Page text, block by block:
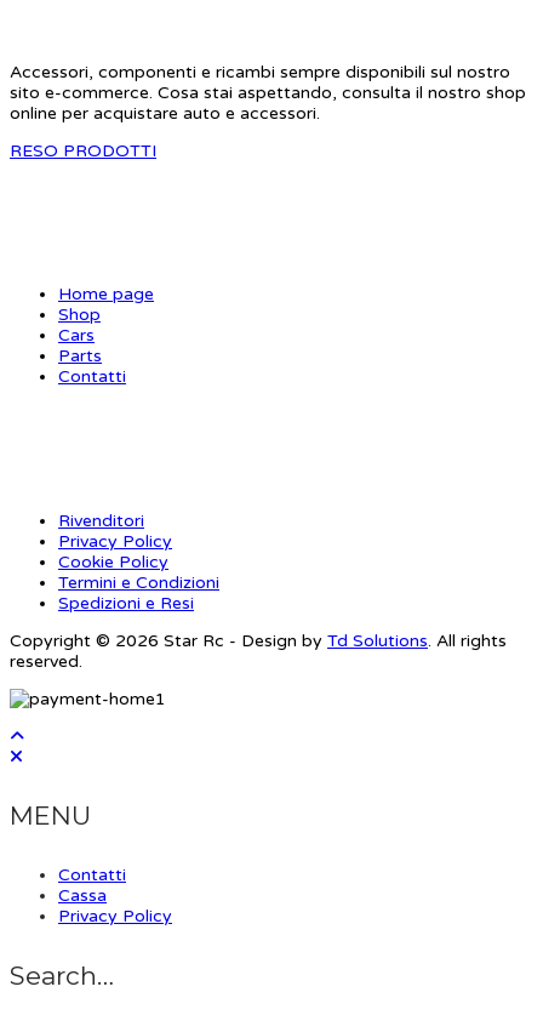
Accessori, componenti e ricambi sempre disponibili sul nostro
sito e-commerce. Cosa stai aspettando, consulta il nostro shop
online per acquistare auto e accessori.
RESO PRODOTTI
Home page
Shop
Cars
Parts
Contatti
Rivenditori
Privacy Policy
Cookie Policy
Termini e Condizioni
Spedizioni e Resi
Copyright © 2026 Star Rc - Design by Td Solutions. All rights
reserved.
MENU
Contatti
Cassa
Privacy Policy
Search…